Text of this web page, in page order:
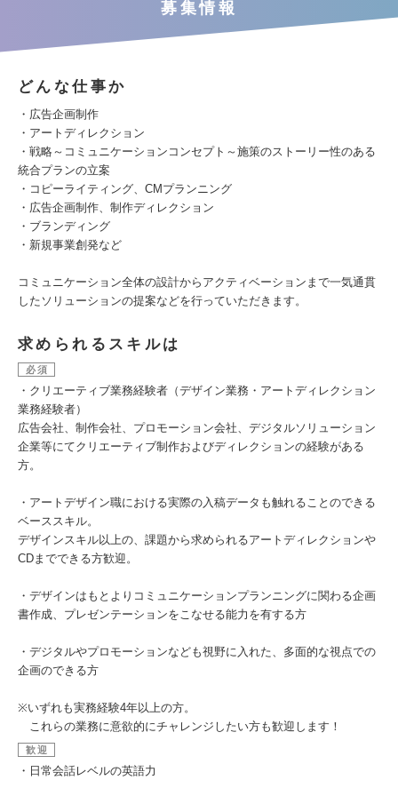
募集情報
どんな仕事か
・広告企画制作
・アートディレクション
・戦略～コミュニケーションコンセプト～施策のストーリー性のある
統合プランの立案
・コピーライティング、CMプランニング
・広告企画制作、制作ディレクション
・ブランディング
・新規事業創発など
コミュニケーション全体の設計からアクティベーションまで一気通貫
したソリューションの提案などを行っていただきます。
求められるスキルは
必須
・クリエーティブ業務経験者（デザイン業務・アートディレクション
業務経験者）
広告会社、制作会社、プロモーション会社、デジタルソリューション
企業等にてクリエーティブ制作およびディレクションの経験がある
方。
・アートデザイン職における実際の入稿データも触れることのできる
ベーススキル。
デザインスキル以上の、課題から求められるアートディレクションや
CDまでできる方歓迎。
・デザインはもとよりコミュニケーションプランニングに関わる企画
書作成、プレゼンテーションをこなせる能力を有する方
・デジタルやプロモーションなども視野に入れた、多面的な視点での
企画のできる方
※いずれも実務経験4年以上の方。
これらの業務に意欲的にチャレンジしたい方も歓迎します！
歓迎
・日常会話レベルの英語力